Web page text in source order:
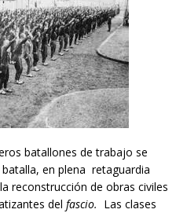
batallones de trabajo se
en plena retaguardia
reconstrucción de obras civiles
del fascio. Las clases